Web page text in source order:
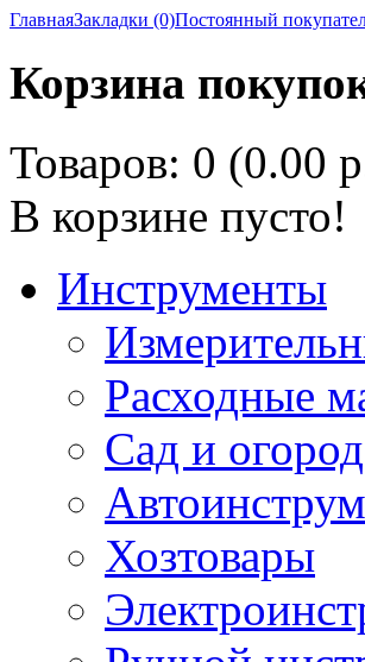
ГлавнаяЗакладки (0)Постоянный
Корзина
Товаров: 0 (0.00
В корзине пусто!
Инструменты
Расходные
Сад и огород
Хозтовары